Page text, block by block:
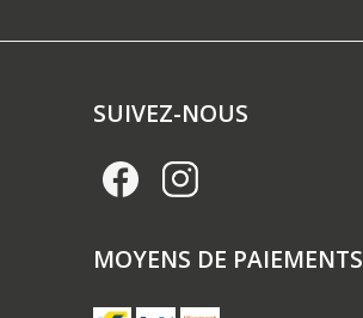
SUIVEZ-NOUS
MOYENS DE PAIEMENTS